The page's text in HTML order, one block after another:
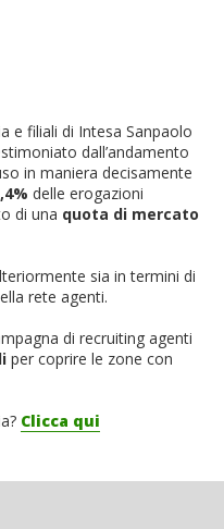
e filiali di Intesa Sanpaolo
dall’andamento
in maniera decisamente
delle erogazioni
di una quota di mercato
sia in termini di
rete agenti.
di recruiting agenti
per coprire le zone con
Clicca qui